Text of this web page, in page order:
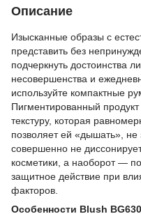
Описание
Изысканные образы с
представить без
подчеркнуть достоинства
несовершенства и
используйте компактные
Пигментированный
текстуру, которая
позволяет ей «дышать»,
совершенно не
косметики, а наоборот —
защитное действие при
факторов.
Особенности Blush